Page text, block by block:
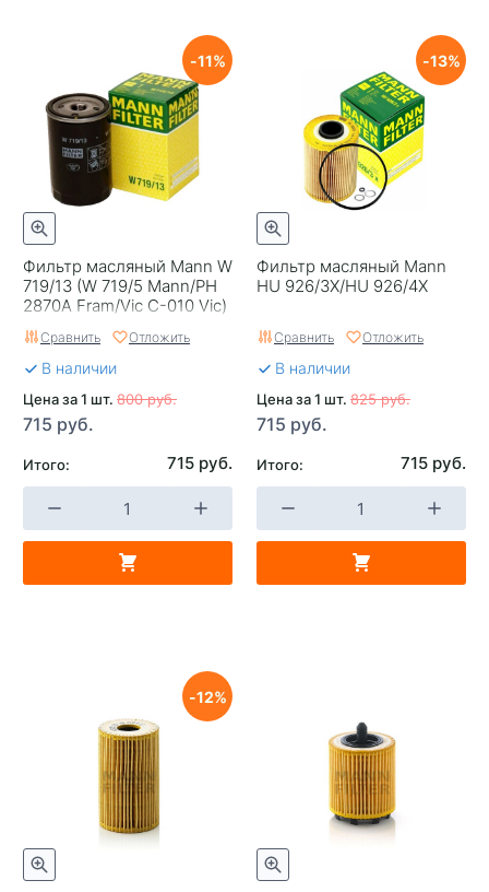
Фильтр масляный Mann W
719/13 (W 719/5 Mann/PH
2870A Fram/Vic C-010 Vic)
11
Сравнить Отложить
В наличии
Цена за 1 шт. 800 руб.
715 руб.
Итого: 715 руб.
Фильтр масляный Mann
HU 926/3X/HU 926/4X
13
Сравнить Отложить
В наличии
Цена за 1 шт. 825 руб.
715 руб.
Итого: 715 руб.
12